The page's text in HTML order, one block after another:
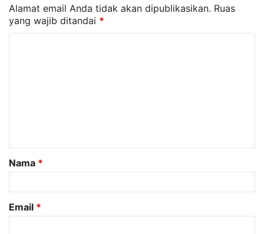
Alamat email Anda tidak akan dipublikasikan. Ruas
yang wajib ditandai *
a
r
Nama *
Email *